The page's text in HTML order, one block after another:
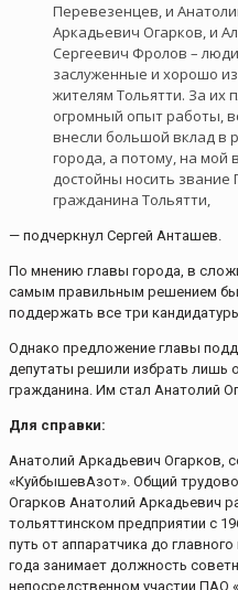
Перевезенцев, и
Аркадьевич Огарков, и
Сергеевич Фролов – люди
заслуженные и хорошо
жителям Тольятти. За их
огромный опыт работы,
внесли большой вклад в
города, а потому, на мой
достойны носить звание
гражданина Тольятти,
— подчеркнул Сергей Анташев.
По мнению главы города, в
самым правильным решением
поддержать все три
Однако предложение главы
депутаты решили избрать лишь
гражданина. Им стал Анатолий
Для справки:
Анатолий Аркадьевич Огарков,
«КуйбышевАзот». Общий
Огарков Анатолий Аркадьевич
тольяттинском предприятии с
путь от аппаратчика до
года занимает должность
непосредственном участии ПАО